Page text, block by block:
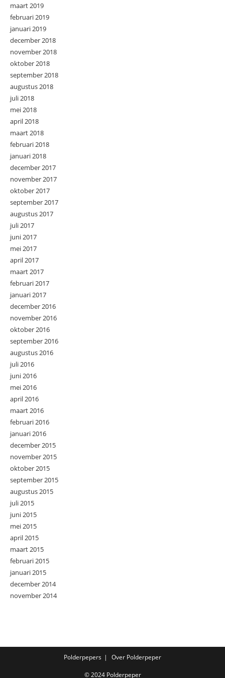
maart 2019
februari 2019
januari 2019
december 2018
november 2018
oktober 2018
september 2018
augustus 2018
juli 2018
mei 2018
april 2018
maart 2018
februari 2018
januari 2018
december 2017
november 2017
oktober 2017
september 2017
augustus 2017
juli 2017
juni 2017
mei 2017
april 2017
maart 2017
februari 2017
januari 2017
december 2016
november 2016
oktober 2016
september 2016
augustus 2016
juli 2016
juni 2016
mei 2016
april 2016
maart 2016
februari 2016
januari 2016
december 2015
november 2015
oktober 2015
september 2015
augustus 2015
juli 2015
juni 2015
mei 2015
april 2015
maart 2015
februari 2015
januari 2015
december 2014
november 2014
Polderpepers Over Polderpeper
© 2024 Polderpeper